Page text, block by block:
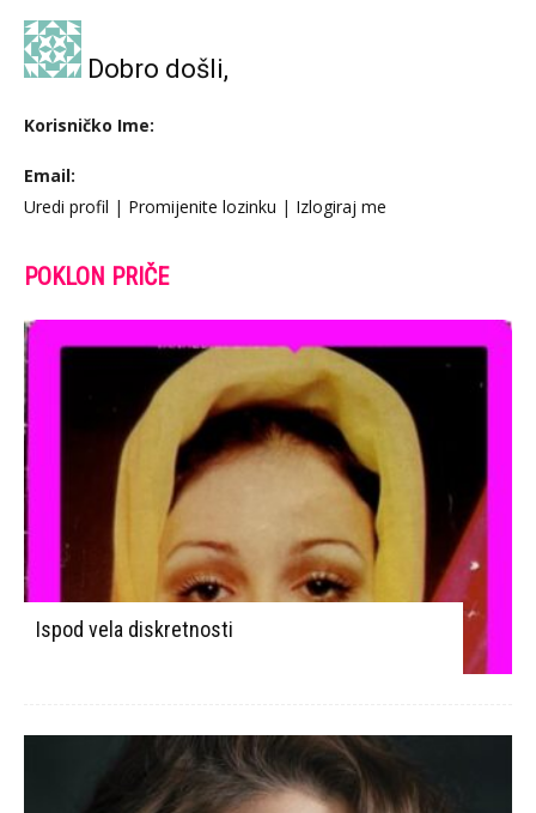
Dobro došli,
Korisničko Ime:
Email:
Uredi profil | Promijenite lozinku | Izlogiraj me
POKLON PRIČE
Ispod vela diskretnosti